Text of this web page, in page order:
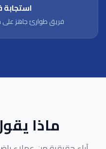
استجابة
فريق طوارئ جاهز على
ماذا